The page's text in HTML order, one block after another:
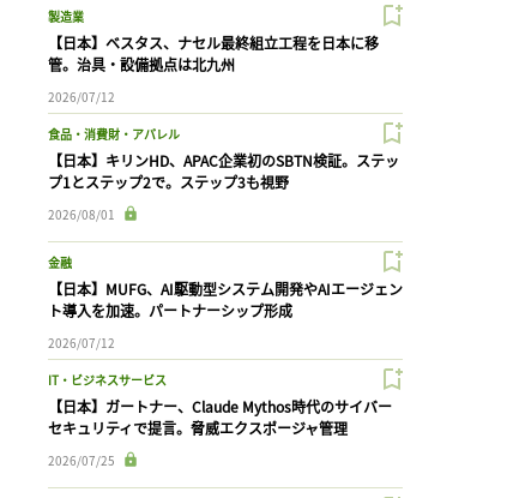
製造業
【日本】ベスタス、ナセル最終組立工程を日本に移
管。治具・設備拠点は北九州
2026/07/12
食品・消費財・アパレル
【日本】キリンHD、APAC企業初のSBTN検証。ステッ
プ1とステップ2で。ステップ3も視野
2026/08/01
金融
【日本】MUFG、AI駆動型システム開発やAIエージェン
ト導入を加速。パートナーシップ形成
2026/07/12
IT・ビジネスサービス
【日本】ガートナー、Claude Mythos時代のサイバー
セキュリティで提言。脅威エクスポージャ管理
2026/07/25